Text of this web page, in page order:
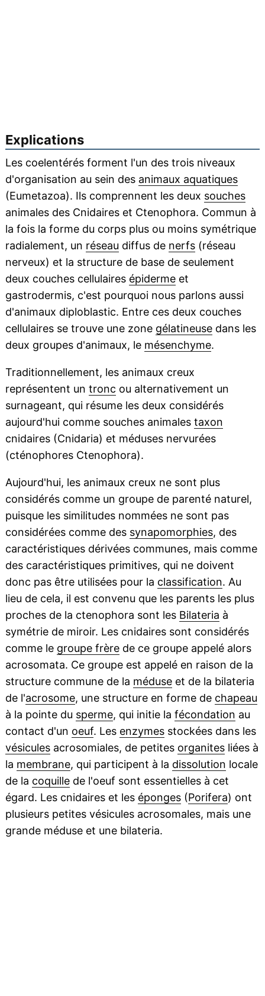
Explications
Les coelentérés forment l'un des trois niveaux
d'organisation au sein des animaux aquatiques
(Eumetazoa). Ils comprennent les deux souches
animales des Cnidaires et Ctenophora. Commun à
la fois la forme du corps plus ou moins symétrique
radialement, un réseau diffus de nerfs(réseau
nerveux) et la structure de base de seulement
deux couches cellulaires épidermeet
gastrodermis, c'est pourquoi nous parlons aussi
d'animaux diploblastic. Entre ces deux couches
cellulaires se trouve une zone gélatineusedans les
deux groupes d'animaux, le mésenchyme.
Traditionnellement, les animaux creux
représentent un tronc ou alternativement un
surnageant, qui résume les deux considérés
aujourd'hui comme souches animales taxon
cnidaires (Cnidaria) et méduses nervurées
(cténophores Ctenophora).
Aujourd'hui, les animaux creux ne sont plus
considérés comme un groupe de parenté naturel,
puisque les similitudes nommées ne sont pas
considérées comme des synapomorphies, des
caractéristiques dérivées communes, mais comme
des caractéristiques primitives, qui ne doivent
donc pas être utilisées pour la classification. Au
lieu de cela, il est convenu que les parents les plus
proches de la ctenophora sont les Bilateria à
symétrie de miroir. Les cnidaires sont considérés
comme le groupe frèrede ce groupe appelé alors
acrosomata. Ce groupe est appelé en raison de la
structure commune de la méduseet de la bilateria
de l'acrosome, une structure en forme de chapeau
à la pointe du sperme, qui initie la fécondation au
contact d'un oeuf. Les enzymesstockées dans les
vésiculesacrosomiales, de petites organitesliées à
la membrane, qui participent à la dissolution locale
de la coquillede l'oeuf sont essentielles à cet
égard. Les cnidaires et les éponges(Porifera) ont
plusieurs petites vésicules acrosomales, mais une
grande méduse et une bilateria.